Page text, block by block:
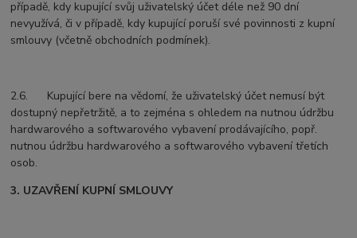
případě, kdy kupující svůj uživatelský účet déle než 90 dní
nevyužívá, či v případě, kdy kupující poruší své povinnosti z kupní
smlouvy (včetně obchodních podmínek).
2.6. Kupující bere na vědomí, že uživatelský účet nemusí být
dostupný nepřetržitě, a to zejména s ohledem na nutnou údržbu
hardwarového a softwarového vybavení prodávajícího, popř.
nutnou údržbu hardwarového a softwarového vybavení třetích
osob.
3. UZAVŘENÍ KUPNÍ SMLOUVY